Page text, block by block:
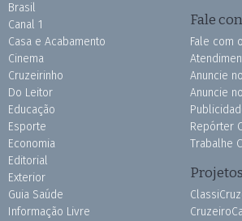
Brasil
Canal 1
Casa e Acabamento
Cinema
Cruzeirinho
Do Leitor
Educação
Esporte
Economia
Editorial
Exterior
Guia Saúde
Informação Livre
Fale
Fale com
Anuncie
Anuncie
Repórter
Trabalhe
Projetos